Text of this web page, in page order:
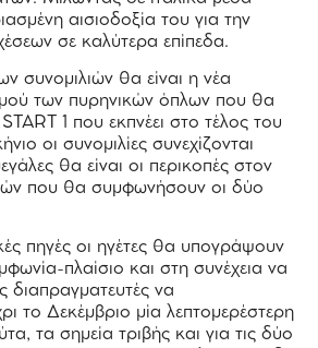
αισιοδοξία του για την
σε καλύτερα επίπεδα.
συνομιλιών θα είναι η νέα
των πυρηνικών όπλων που θα
1 που εκπνέει στο τέλος του
οι συνομιλίες συνεχίζονται
θα είναι οι περικοπές στον
που θα συμφωνήσουν οι δύο
πηγές οι ηγέτες θα υπογράψουν
πλαίσιο και στη συνέχεια να
διαπραγματευτές να
το Δεκέμβριο μία λεπτομερέστερη
τα σημεία τριβής και για τις δύο